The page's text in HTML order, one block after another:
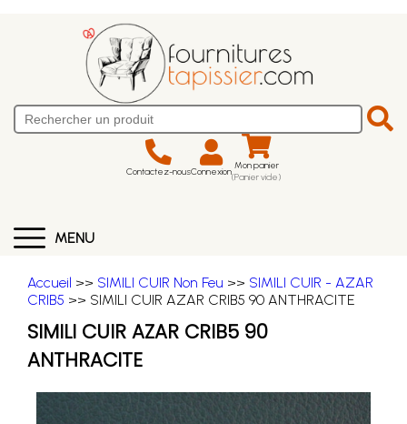
Contactez-nousConnexion Mon panier
(Panier vide)
MENU
Accueil >> SIMILI CUIR Non Feu >> SIMILI CUIR - AZAR
CRIB5 >> SIMILI CUIR AZAR CRIB5 90 ANTHRACITE
SIMILI CUIR AZAR CRIB5 90
ANTHRACITE